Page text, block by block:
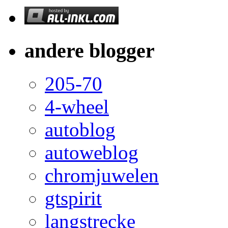
andere blogger
205-70
4-wheel
autoblog
autoweblog
chromjuwelen
gtspirit
langstrecke